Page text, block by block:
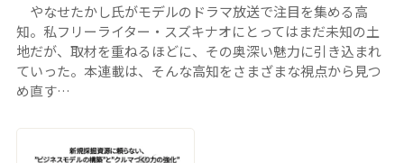
やなせたかし氏がモデルのドラマ放送で注目を集める高
知。私フリーライター・スズキナオにとってはまだ未知の土
地だが、取材を重ねるほどに、その奥深い魅力に引き込まれ
ていった。本連載は、そんな高知をさまざまな視点から見つ
め直す…